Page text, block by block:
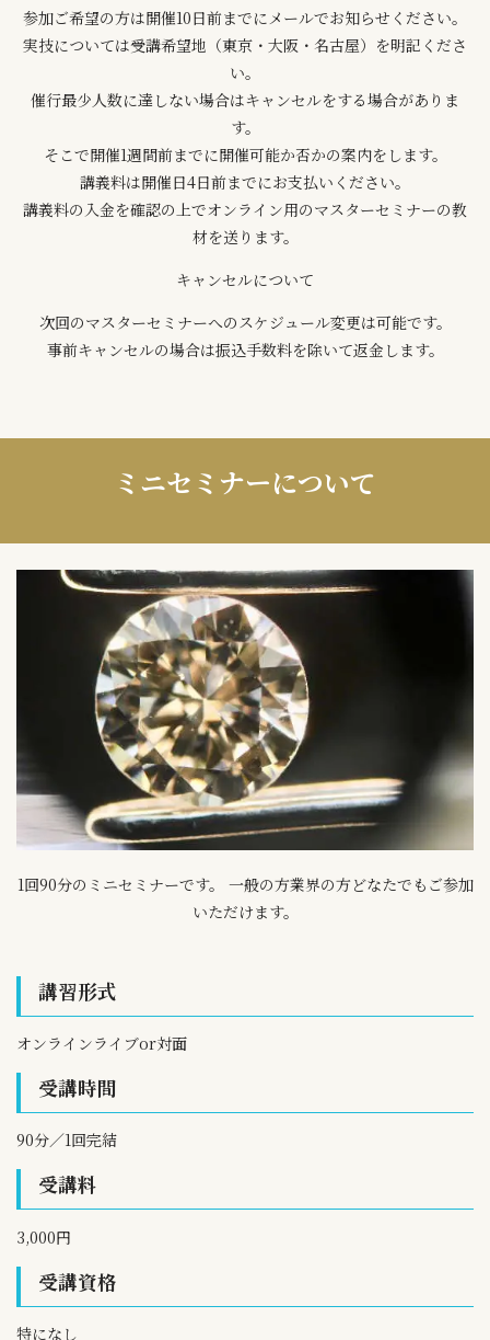
参加ご希望の方は開催10日前までにメールでお知らせください。
実技については受講希望地（東京・大阪・名古屋）を明記くださ
い。
催行最少人数に達しない場合はキャンセルをする場合がありま
す。
そこで開催1週間前までに開催可能か否かの案内をします。
講義料は開催日4日前までにお支払いください。
講義料の入金を確認の上でオンライン用のマスターセミナーの教
材を送ります。
キャンセルについて
次回のマスターセミナーへのスケジュール変更は可能です。
事前キャンセルの場合は振込手数料を除いて返金します。
ミニセミナーについて
1回90分のミニセミナーです。 一般の方業界の方どなたでもご参加
いただけます。
講習形式
オンラインライブor対面
受講時間
90分／1回完結
受講料
3,000円
受講資格
特になし